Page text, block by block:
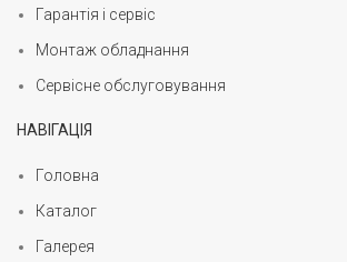
Гарантія і сервіс
Монтаж обладнання
Сервісне обслуговування
НАВІГАЦІЯ
Головна
Каталог
Галерея